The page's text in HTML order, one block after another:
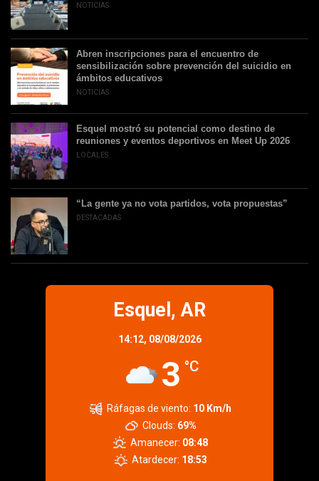
NOTICIAS
Abren inscripciones para el encuentro de
sensibilización sobre prevención del suicidio en
ámbitos educativos
NOTICIAS
Esquel mostró su potencial como destino de
reuniones y eventos deportivos en Meet Up 2026
LOCALES
“La gente ya no vota partidos, vota propuestas”
DESTACADAS
Esquel, AR
14:12, 08/08/2026
3 °C
Ráfagas de viento: 10 Km/h
Clouds: 69%
Amanecer: 08:48
Atardecer: 18:53